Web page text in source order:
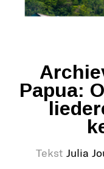
Papua:
Tekst Julia